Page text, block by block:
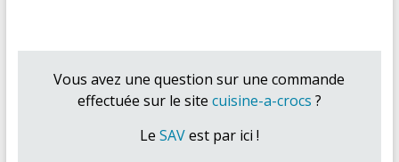
Vous avez une question sur une commande
effectuée sur le site cuisine-a-crocs ?
Le SAVest par ici !